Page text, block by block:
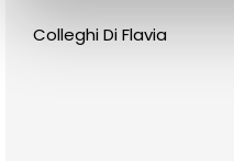
Colleghi Di Flavia